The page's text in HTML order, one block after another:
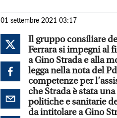
01 settembre 2021 03:17
Il gruppo consiliare
Ferrara si impegni al
a Gino Strada e alla
legga nella nota del
competenze per
che Strada è stata
politiche e sanitarie
da intitolare a Gino